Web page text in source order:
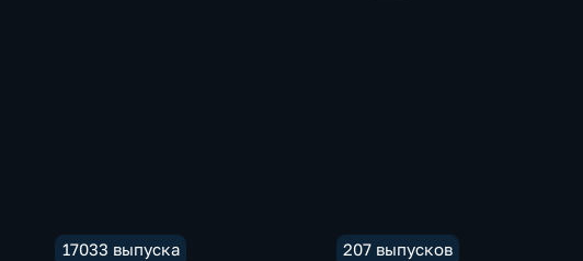
17033 выпуска 207 выпусков